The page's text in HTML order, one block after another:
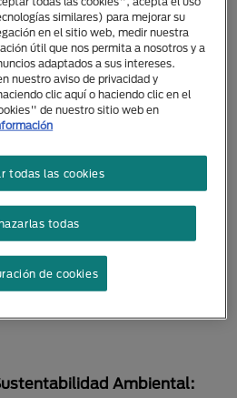
Planta y Centro de
, como empresa líder en
salud y bienestar para
continuo para satisfacer a
ventaja competitiva y
con los requisitos
y Seguridad
Ambiental:
similares) para mejorar su
en el sitio web, medir nuestra
útil que nos permita a nosotros y a
adaptados a sus intereses.
nuestro aviso de privacidad y
clic aquí o haciendo clic en el
de nuestro sitio web en
todas
todas las cookies
de cookies